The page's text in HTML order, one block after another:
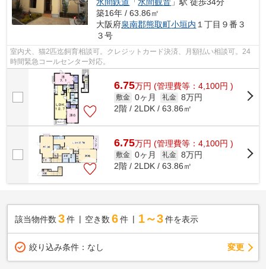
築16年 / 63.86㎡
大阪府泉南郡熊取町小垣内 １丁目９番３
３号
室内犬、猫2匹迄飼育相談可。クレジットカード決済、月額払い相談可。24
時間緊急コールセンター対応。
6.75万円 (管理費等：4,100円 )
敷金 0ヶ月 礼金 8万円
2階 / 2LDK / 63.86㎡
6.75万円 (管理費等：4,100円 )
敷金 0ヶ月 礼金 8万円
2階 / 2LDK / 63.86㎡
該当物件数 3件 空き数 6 件 1～3 件を表示
絞り込み条件： なし 変更